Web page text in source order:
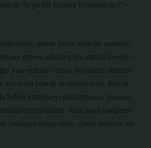
de Acıyı Bir Kenara Koyayım mı?” –
meme yarası olan bir annenin,
etmesi aslında çoğu zaman tavsiye
yara enfekte olursa, bu sadece annenin
zamanda bebeği de etkileyebilir. Birçok
bebek emzirmeyi durdurmanın, yaranın
belirtir. Ama bunu tamamen
yaklaşım olmayabilir, çünkü annenin süt